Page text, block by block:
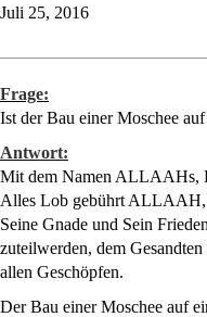
Juli 25, 2016
Frage:
Ist der Bau einer Moschee
Antwort:
Mit dem Namen ALLAAHs,
Alles Lob gebührt ALLAAH,
Seine Gnade und Sein
zuteilwerden, dem
allen Geschöpfen.
Der Bau einer Moschee auf